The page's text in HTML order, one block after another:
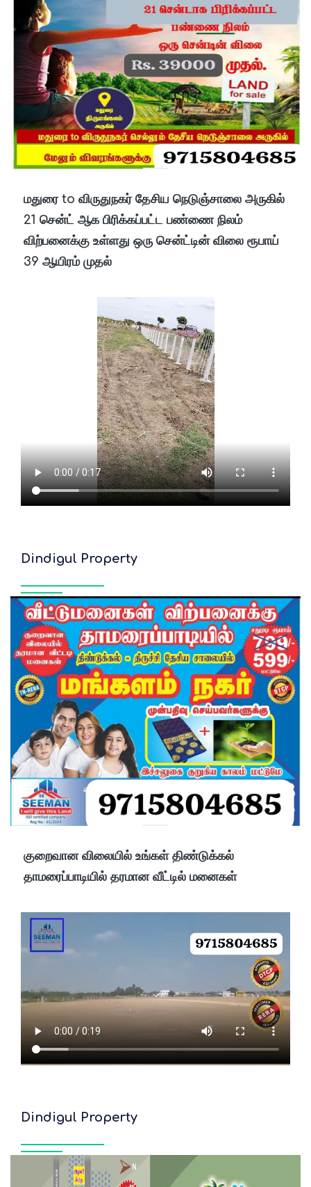
மதுரை to விருதுநகர் தேசிய நெடுஞ்சாலை அருகில்
21 சென்ட் ஆக பிரிக்கப்பட்ட பண்ணை நிலம்
விற்பனைக்கு உள்ளது ஒரு சென்ட்டின் விலை ரூபாய்
39 ஆயிரம் முதல்
Dindigul Property
குறைவான விலையில் உங்கள் திண்டுக்கல்
தாமரைப்பாடியில் தரமான வீட்டில் மனைகள்
Dindigul Property